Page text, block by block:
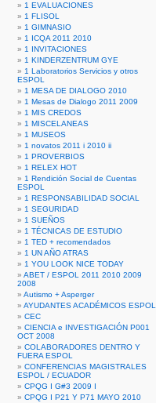
1 EVALUACIONES
1 FLISOL
1 GIMNASIO
1 ICQA 2011 2010
1 INVITACIONES
1 KINDERZENTRUM GYE
1 Laboratorios Servicios y otros
ESPOL
1 MESA DE DIALOGO 2010
1 Mesas de Dialogo 2011 2009
1 MIS CREDOS
1 MISCELANEAS
1 MUSEOS
1 novatos 2011 i 2010 ii
1 PROVERBIOS
1 RELEX HOT
1 Rendición Social de Cuentas
ESPOL
1 RESPONSABILIDAD SOCIAL
1 SEGURIDAD
1 SUEÑOS
1 TÉCNICAS DE ESTUDIO
1 TED + recomendados
1 UN AÑO ATRAS
1 YOU LOOK NICE TODAY
ABET / ESPOL 2011 2010 2009
2008
Autismo + Asperger
AYUDANTES ACADÉMICOS ESPOL
CEC
CIENCIA e INVESTIGACIÓN P001
OCT 2008
COLABORADORES DENTRO Y
FUERA ESPOL
CONFERENCIAS MAGISTRALES
ESPOL / ECUADOR
CPQG I G#3 2009 I
CPQG I P21 Y P71 MAYO 2010